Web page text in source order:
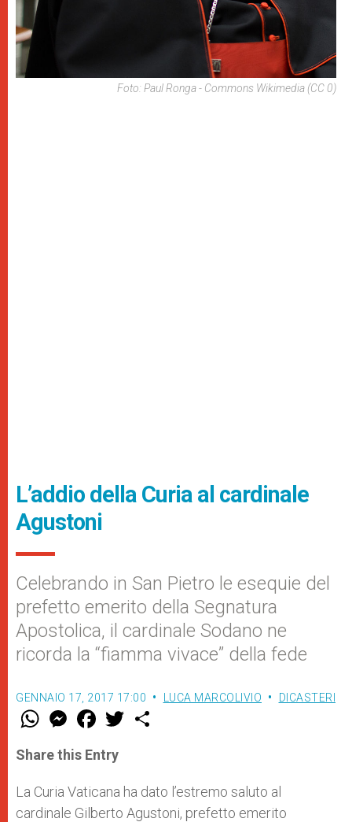
Foto: Paul Ronga - Commons Wikimedia (CC 0)
L’addio della Curia al cardinale
Agustoni
Celebrando in San Pietro le esequie del
prefetto emerito della Segnatura
Apostolica, il cardinale Sodano ne
ricorda la “fiamma vivace” della fede
GENNAIO 17, 2017 17:00 LUCA MARCOLIVIO DICASTERI
W
t
s
p
p
M
e
s
e
g
e
F
a
e
b
o
k
w
r
Share this Entry
La Curia Vaticana ha dato l’estremo saluto al
cardinale Gilberto Agustoni, prefetto emerito